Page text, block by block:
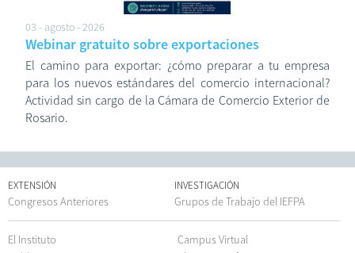
03 - agosto - 2026
Webinar gratuito sobre exportaciones
El camino para exportar: ¿cómo preparar a tu empresa
para los nuevos estándares del comercio internacional?
Actividad sin cargo de la Cámara de Comercio Exterior de
Rosario.
EXTENSIÓN
Congresos Anteriores
INVESTIGACIÓN
Grupos de Trabajo del IEFPA
El Instituto
Campus Virtual